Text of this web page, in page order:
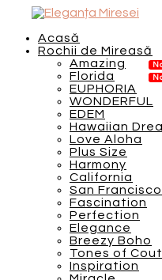
Acasă
Rochii de Mireasă
Amazing
Florida
EUPHORIA
WONDERFUL
EDEM
Hawaiian
Love Aloha
Plus Size
Harmony
California
San Francisco
Fascination
Perfection
Elegance
Breezy Boho
Tones of
Inspiration